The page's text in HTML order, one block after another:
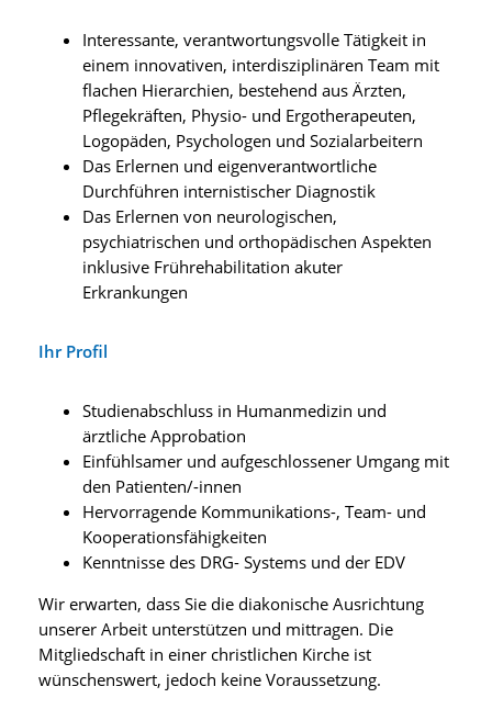
Interessante, verantwortungsvolle Tätigkeit in
einem innovativen, interdisziplinären Team mit
flachen Hierarchien, bestehend aus Ärzten,
Pflegekräften, Physio- und Ergotherapeuten,
Logopäden, Psychologen und Sozialarbeitern
Das Erlernen und eigenverantwortliche
Durchführen internistischer Diagnostik
Das Erlernen von neurologischen,
psychiatrischen und orthopädischen Aspekten
inklusive Frührehabilitation akuter
Erkrankungen
Ihr Profil
Studienabschluss in Humanmedizin und
ärztliche Approbation
Einfühlsamer und aufgeschlossener Umgang mit
den Patienten/-innen
Hervorragende Kommunikations-, Team- und
Kooperationsfähigkeiten
Kenntnisse des DRG- Systems und der EDV
Wir erwarten, dass Sie die diakonische Ausrichtung
unserer Arbeit unterstützen und mittragen. Die
Mitgliedschaft in einer christlichen Kirche ist
wünschenswert, jedoch keine Voraussetzung.